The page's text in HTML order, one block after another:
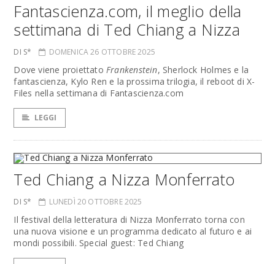
Fantascienza.com, il meglio della
settimana di Ted Chiang a Nizza
DI S* DOMENICA 26 OTTOBRE 2025
Dove viene proiettatoFrankenstein, Sherlock Holmes e la
fantascienza, Kylo Ren e la prossima trilogia, il reboot di X-
Files nella settimana di Fantascienza.com
LEGGI
Ted Chiang a Nizza Monferrato
DI S* LUNEDÌ 20 OTTOBRE 2025
Il festival della letteratura di Nizza Monferrato torna con
una nuova visione e un programma dedicato al futuro e ai
mondi possibili. Special guest: Ted Chiang